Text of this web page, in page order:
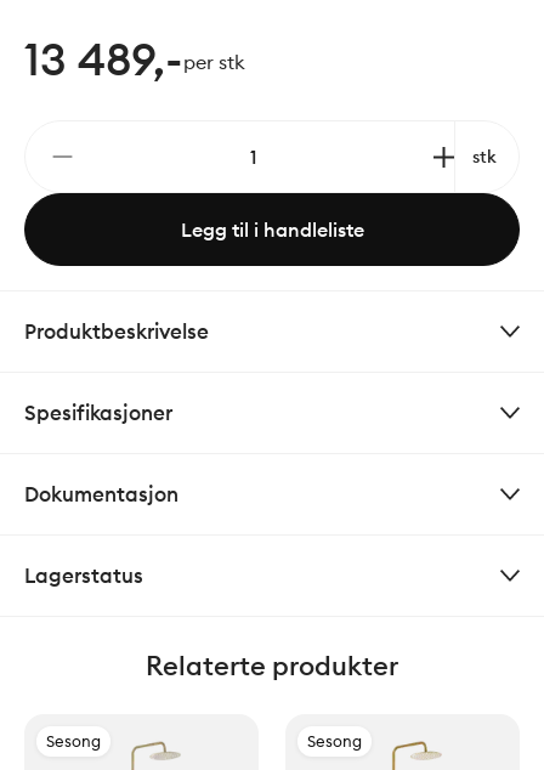
13 489,-per stk
stk
Legg til i handleliste
Produktbeskrivelse
Spesifikasjoner
Dokumentasjon
Lagerstatus
Relaterte produkter
Sesong Sesong